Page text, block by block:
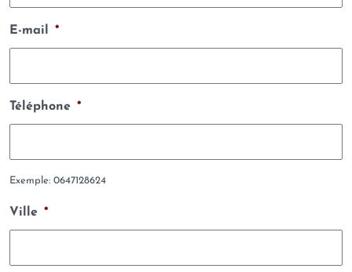
E-mail *
Téléphone *
Exemple: 0647128624
Ville *